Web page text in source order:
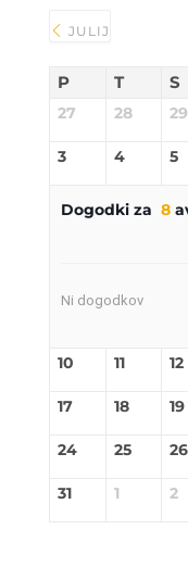
JULIJ
P T S
27 28 29
3 4 5
Dogodki za 8
Ni dogodkov
10 11 12
17 18 19
24 25 26
31 1 2